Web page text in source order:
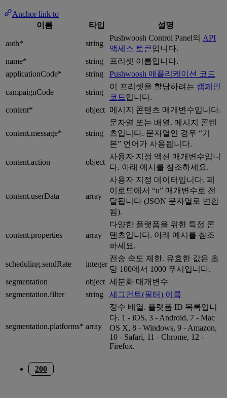
Anchor link to
이름
타입 설명
auth* string
Pushwoosh Control Panel의 API
액세스 토큰입니다.
name*
string
프리셋 이름입니다.
applicationCode*
string Pushwoosh 애플리케이션 코드
campaignCode string
이 프리셋을 할당하려는 캠페인
코드입니다.
content*
object 메시지 콘텐츠 매개변수입니다.
content.message* string
문자열 또는 배열. 메시지 콘텐
츠입니다. 문자열인 경우 “기
본” 언어가 사용됩니다.
content.action object
사용자 지정 액션 매개변수입니
다. 아래 예시를 참조하세요.
content.userData array
사용자 지정 데이터입니다. 페
이로드에서 “u” 매개변수로 전
달됩니다 (JSON 문자열로 변환
됨).
content.properties array
다양한 플랫폼을 위한 특정 콘
텐츠입니다. 아래 예시를 참조
하세요.
scheduling.sendRate integer
전송 속도 제한. 유효한 값은 초
당 100에서 1000 푸시입니다.
segmentation
object 세분화 매개변수
segmentation.filter
string 세그먼트(필터) 이름
segmentation.platforms* array
정수 배열. 플랫폼 ID 목록입니
다. 1 - iOS, 3 - Android, 7 - Mac
OS X, 8 - Windows, 9 - Amazon,
10 - Safari, 11 - Chrome, 12 -
Firefox.
200